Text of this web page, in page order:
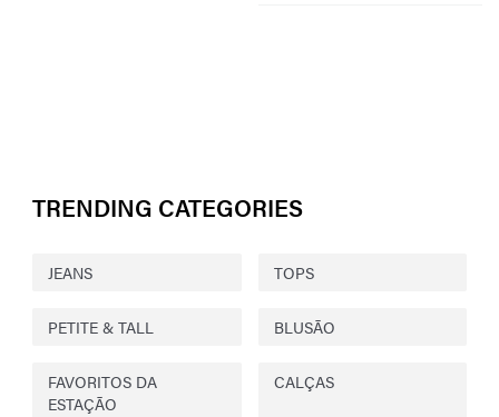
TRENDING CATEGORIES
JEANS TOPS
PETITE & TALL BLUSÃO
FAVORITOS DA
ESTAÇÃO
CALÇAS